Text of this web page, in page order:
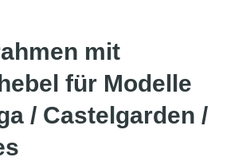
mit
für Modelle
/ Castelgarden /